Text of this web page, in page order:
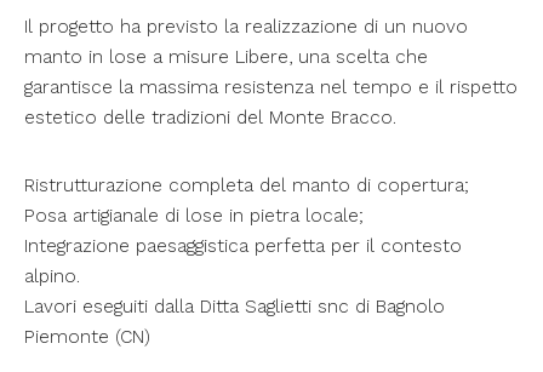
Il progetto ha previsto la realizzazione di un nuovo
manto in lose a misure Libere, una scelta che
garantisce la massima resistenza nel tempo e il rispetto
estetico delle tradizioni del Monte Bracco.
Ristrutturazione completa del manto di copertura;
Posa artigianale di lose in pietra locale;
Integrazione paesaggistica perfetta per il contesto
alpino.
Lavori eseguiti dalla Ditta Saglietti snc di Bagnolo
Piemonte (CN)